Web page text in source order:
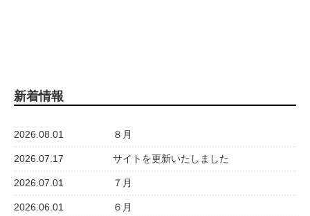
新着情報
2026.08.01 ８月
2026.07.17 サイトを更新いたしました
2026.07.01 ７月
2026.06.01 ６月